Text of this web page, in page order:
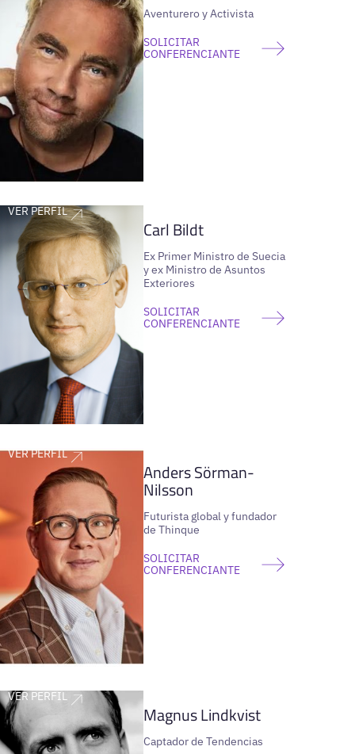
Aventurero y Activista
SOLICITAR
CONFERENCIANTE
VER PERFIL
Carl Bildt
Ex Primer Ministro de Suecia
y ex Ministro de Asuntos
Exteriores
SOLICITAR
CONFERENCIANTE
VER PERFIL
Anders Sörman-
Nilsson
Futurista global y fundador
de Thinque
SOLICITAR
CONFERENCIANTE
VER PERFIL
Magnus Lindkvist
Captador de Tendencias